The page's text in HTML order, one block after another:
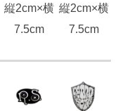
縦2cm×横
7.5cm
縦2cm×横
7.5cm